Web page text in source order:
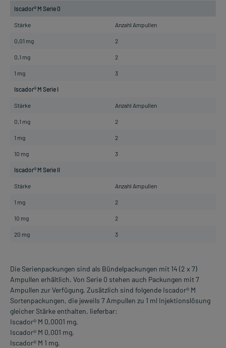
Iscador® M Serie 0
Stärke Anzahl Ampullen
0,01 mg 2
0,1 mg 2
1 mg 3
Iscador® M Serie I
Stärke Anzahl Ampullen
0,1 mg 2
1 mg 2
10 mg 3
Iscador® M Serie II
Stärke Anzahl Ampullen
1 mg 2
10 mg 2
20 mg 3
Die Serienpackungen sind als Bündelpackungen mit 14 (2 x 7)
Ampullen erhältlich. Von Serie 0 stehen auch Packungen mit 7
Ampullen zur Verfügung. Zusätzlich sind folgende Iscador® M
Sortenpackungen, die jeweils 7 Ampullen zu 1 ml Injektionslösung
gleicher Stärke enthalten, lieferbar:
Iscador® M 0,0001 mg,
Iscador® M 0,001 mg,
Iscador® M 1 mg,